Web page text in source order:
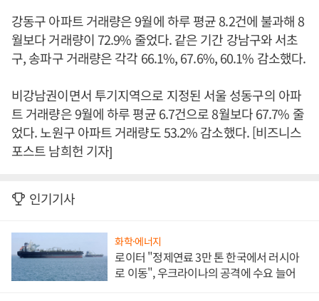
강동구 아파트 거래량은 9월에 하루 평균 8.2건에 불과해 8
월보다 거래량이 72.9% 줄었다. 같은 기간 강남구와 서초
구, 송파구 거래량은 각각 66.1%, 67.6%, 60.1% 감소했다.
비강남권이면서 투기지역으로 지정된 서울 성동구의 아파
트 거래량은 9월에 하루 평균 6.7건으로 8월보다 67.7% 줄
었다. 노원구 아파트 거래량도 53.2% 감소했다. [비즈니스
포스트 남희헌 기자]
인기기사
화학·에너지
로이터 "정제연료 3만 톤 한국에서 러시아
로 이동", 우크라이나의 공격에 수요 늘어